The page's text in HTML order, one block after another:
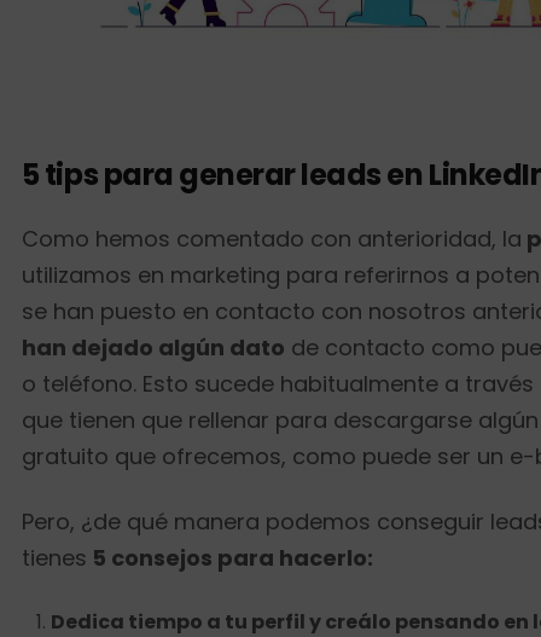
5 tips para generar leads en
Como hemos comentado con anterioridad, la
utilizamos en marketing para referirnos a
se han puesto en contacto con nosotros
han dejado algún dato de contacto como
o teléfono. Esto sucede habitualmente a
que tienen que rellenar para descargarse
gratuito que ofrecemos, como puede ser un e-
Pero, ¿de qué manera podemos conseguir
tienes 5 consejos para hacerlo:
Dedica tiempo a tu perfil y creálo pensando en